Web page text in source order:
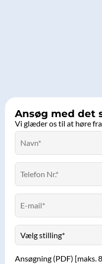
Ansøg med det
Vi glæder os til at høre
Ansøgning (PDF) [maks.